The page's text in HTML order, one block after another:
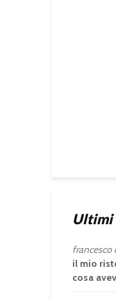
Ultimi
francesco
il mio
cosa